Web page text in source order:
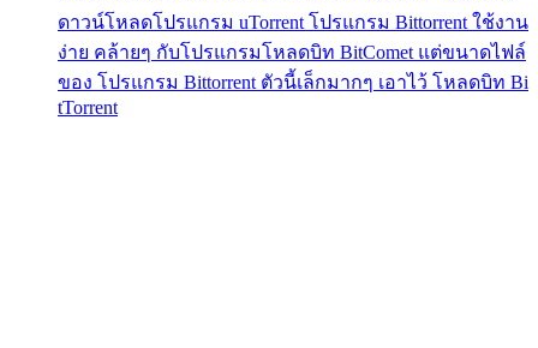
ดาวน์โหลดโปรแกรม uTorrent โปรแกรม Bittorrent ใช้งาน
ง่าย คล้ายๆ กับโปรแกรมโหลดบิท BitComet แต่ขนาดไฟล์
ของ โปรแกรม Bittorrent ตัวนี้เล็กมากๆ เอาไว้ โหลดบิท Bi
tTorrent